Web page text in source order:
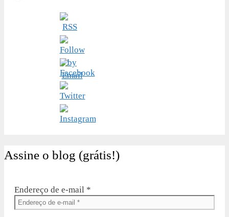
Assine o blog (grátis!)
Endereço de e-mail *